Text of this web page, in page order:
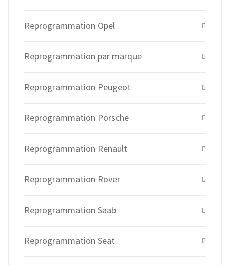
Reprogrammation Opel
Reprogrammation par marque
Reprogrammation Peugeot
Reprogrammation Porsche
Reprogrammation Renault
Reprogrammation Rover
Reprogrammation Saab
Reprogrammation Seat